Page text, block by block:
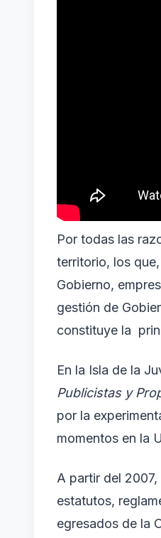
Por todas las
territorio, los
Gobierno,
gestión de
constituye la
En la Isla de la
Publicistas y
por la
momentos en la
A partir del
estatutos,
egresados de la